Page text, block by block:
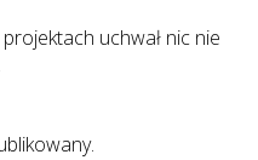
uchwał nic nie